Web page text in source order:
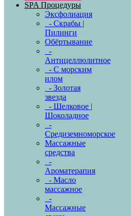
SPA Процедуры
Эксфолиация
- Скрабы |
Пилинги
Обёртывание
-
Антицеллюлитное
- С морским
илом
- Золотая
звезда
- Шелковое |
Шоколадное
-
Средиземноморское
Массажные
средства
-
Ароматерапия
- Масло
массажное
-
Массажные